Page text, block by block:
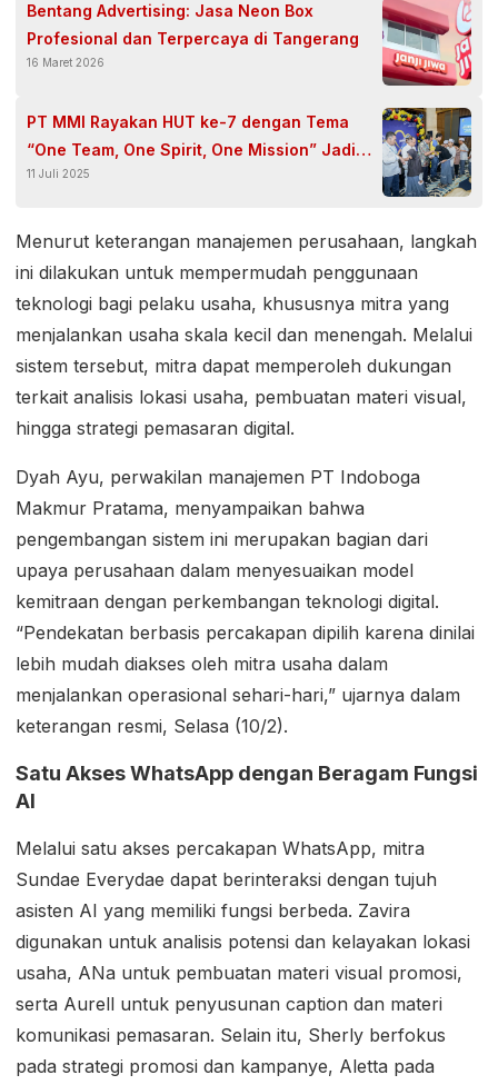
Bentang Advertising: Jasa Neon Box
Profesional dan Terpercaya di Tangerang
16 Maret 2026
PT MMI Rayakan HUT ke-7 dengan Tema
“One Team, One Spirit, One Mission” Jadi
Semangat Kebersamaan dan Dedikasi
11 Juli 2025
Menurut keterangan manajemen perusahaan, langkah
ini dilakukan untuk mempermudah penggunaan
teknologi bagi pelaku usaha, khususnya mitra yang
menjalankan usaha skala kecil dan menengah. Melalui
sistem tersebut, mitra dapat memperoleh dukungan
terkait analisis lokasi usaha, pembuatan materi visual,
hingga strategi pemasaran digital.
Dyah Ayu, perwakilan manajemen PT Indoboga
Makmur Pratama, menyampaikan bahwa
pengembangan sistem ini merupakan bagian dari
upaya perusahaan dalam menyesuaikan model
kemitraan dengan perkembangan teknologi digital.
“Pendekatan berbasis percakapan dipilih karena dinilai
lebih mudah diakses oleh mitra usaha dalam
menjalankan operasional sehari-hari,” ujarnya dalam
keterangan resmi, Selasa (10/2).
Satu Akses WhatsApp dengan Beragam Fungsi
AI
Melalui satu akses percakapan WhatsApp, mitra
Sundae Everydae dapat berinteraksi dengan tujuh
asisten AI yang memiliki fungsi berbeda. Zavira
digunakan untuk analisis potensi dan kelayakan lokasi
usaha, ANa untuk pembuatan materi visual promosi,
serta Aurell untuk penyusunan caption dan materi
komunikasi pemasaran. Selain itu, Sherly berfokus
pada strategi promosi dan kampanye, Aletta pada